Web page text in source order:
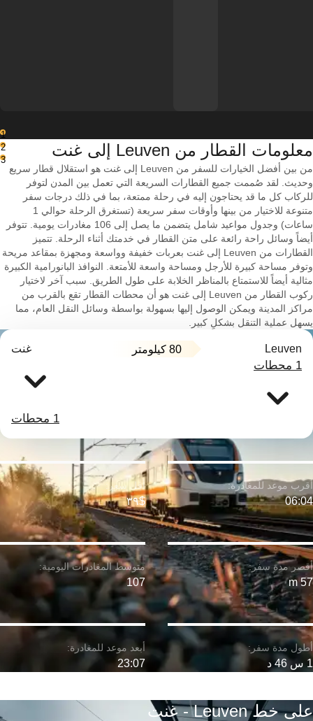
1
2
3
معلومات القطار من ‎Leuven إلى ‎غنت
من بين أفضل الخيارات للسفر من Leuven إلى غنت هو استقلال قطار سريع
وحديث. لقد صُممت جميع القطارات السريعة التي تعمل بين المدن لتوفر
للركاب كل ما قد يحتاجون إليه في رحلة ممتعة، بما في ذلك درجات سفر
متنوعة للاختيار من بينها وأوقات سفر سريعة (تستغرق الرحلة حوالي 1
ساعات) وجدول مواعيد شامل يتضمن ما يصل إلى 106 مغادرات يومية. تتوفر
أيضاً وسائل راحة رائعة على متن القطار في خدمتك أثناء الرحلة. تتميز
القطارات من Leuven إلى غنت بعربات خفيفة وواسعة ومجهزة بمقاعد مريحة
وتوفر مساحة كبيرة للأرجل ومساحة واسعة للأمتعة. النوافذ البانورامية الكبيرة
مثالية أيضاً للاستمتاع بالمناظر الخلابة على طول الطريق. سبب آخر لاختيار
ركوب القطار من Leuven إلى غنت هو أن محطات القطار تقع بالقرب من
مراكز المدينة ويمكن الوصول إليها بسهولة بواسطة وسائل النقل العام، مما
يسهل عملية التنقل بشكلٍ كبير.
Leuven 80 كيلومتر غنت
1 محطات
1 محطات
57 m
06:04
1 س 46 د
$٣٩
107
23:07
على خط Leuven - غنت